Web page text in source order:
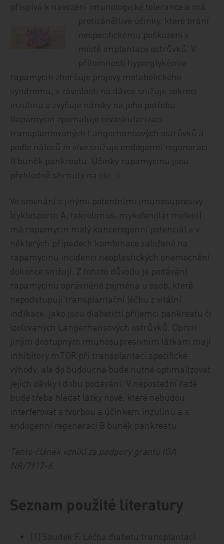
přispívá k navození imunologické tolerance a má
protizánětlivé účinky, které brání
nespecifickému poškození v
místě implantace ostrůvků. V
přítomnosti hyperglykémie
rapamycin zhoršuje projevy metabolického
syndromu, v závislosti na dávce snižuje sekreci
inzulinu a zvyšuje nároky na jeho potřebu.
Rapamycin zpomaluje revaskularizaci
transplantovaných Langerhansových ostrůvků a
podle nálezů in vivo snižuje endogenní regeneraci
B buněk pankreatu. Účinky rapamycinu jsou
přehledně shrnuty na
Ve srovnání s jinými potentními imunosupresivy
(cyklosporin A, takrolimus, mykofenolát mofetil)
má rapamycin malý kancerogenní potenciál a v
některých případech kombinace založené na
rapamycinu incidenci neoplastických onemocnění
dokonce snižují. Z tohoto důvodu je podávání
rapamycinu oprávněné zejména u osob, které
nepodstupují transplantační léčbu z vitální
indikace, jako jsou diabetičtí příjemci pankreatu či
izolovaných Langerhansových ostrůvků. Oproti
jiným dostupným imunosupresivním látkám mají
inhibitory mTOR při transplantaci specifické
výhody, ale do budoucna bude nutné optimalizovat
jejich dávky i dobu podávání. V neposlední řadě
bude třeba hledat látky nové, které nebudou
interferovat s tvorbou a účinkem inzulinu a s
endogenní regenerací B buněk pankreatu.
Tento článek vznikl za podpory grantu IGA
NR/7917-6.
Seznam použité literatury
[1] Saudek F. Léčba diabetu transplantací.